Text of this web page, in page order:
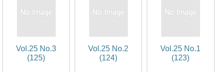
Vol.25 No.3
(125)
Vol.25 No.2
(124)
Vol.25 No.1
(123)